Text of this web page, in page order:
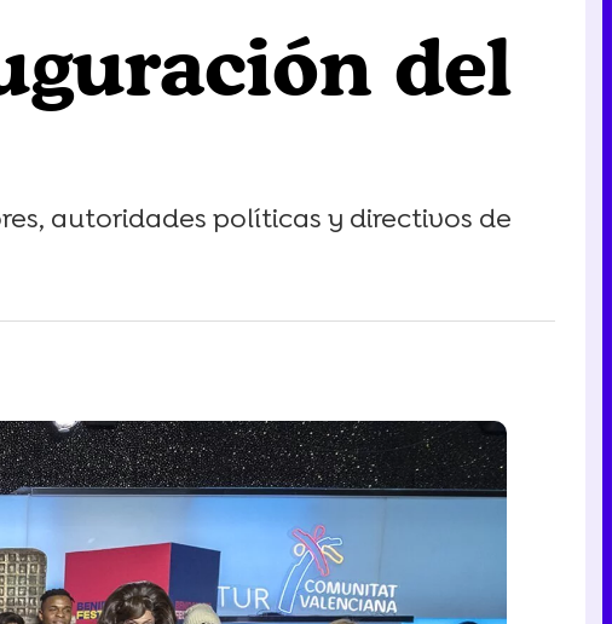
del
autoridades políticas y directivos de